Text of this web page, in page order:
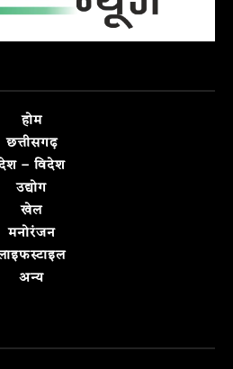
होम
छत्तीसगढ़
– विदेश
उद्योग
खेल
मनोरंजन
अन्य